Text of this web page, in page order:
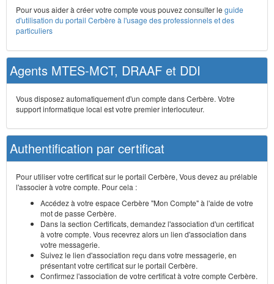
Pour vous aider à créer votre compte vous pouvez consulter le guide
d'utilisation du portail Cerbère à l'usage des professionnels et des
particuliers
Agents MTES-MCT, DRAAF et DDI
Vous disposez automatiquement d'un compte dans Cerbère. Votre
support informatique local est votre premier interlocuteur.
Authentification par certificat
Pour utiliser votre certificat sur le portail Cerbère, Vous devez au prélable
l'associer à votre compte. Pour cela :
Accédez à votre espace Cerbère "Mon Compte" à l'aide de votre
mot de passe Cerbère.
Dans la section Certificats, demandez l'association d'un certificat
à votre compte. Vous recevrez alors un lien d'association dans
votre messagerie.
Suivez le lien d'association reçu dans votre messagerie, en
présentant votre certificat sur le portail Cerbère.
Confirmez l'association de votre certificat à votre compte Cerbère.